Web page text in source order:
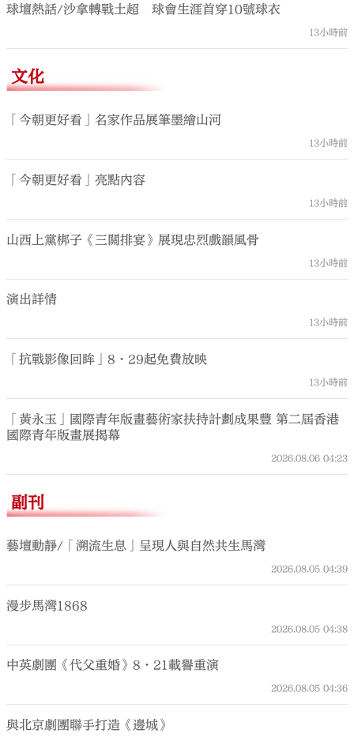
球壇熱話/沙拿轉戰土超 球會生涯首穿10號球衣
13小時前
文化
「今朝更好看」名家作品展筆墨繪山河
13小時前
「今朝更好看」亮點內容
13小時前
山西上黨梆子《三關排宴》展現忠烈戲韻風骨
13小時前
演出詳情
13小時前
「抗戰影像回眸」8·29起免費放映
13小時前
「黃永玉」國際青年版畫藝術家扶持計劃成果豐 第二屆香港
國際青年版畫展揭幕
2026.08.06 04:23
副刊
藝壇動靜/「溯流生息」呈現人與自然共生馬灣
2026.08.05 04:39
漫步馬灣1868
2026.08.05 04:38
中英劇團《代父重婚》8·21載譽重演
2026.08.05 04:36
與北京劇團聯手打造《邊城》